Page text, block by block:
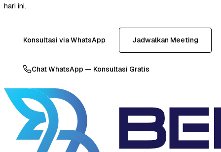
hari ini.
Konsultasi via WhatsApp Jadwalkan Meeting
Chat WhatsApp — Konsultasi Gratis